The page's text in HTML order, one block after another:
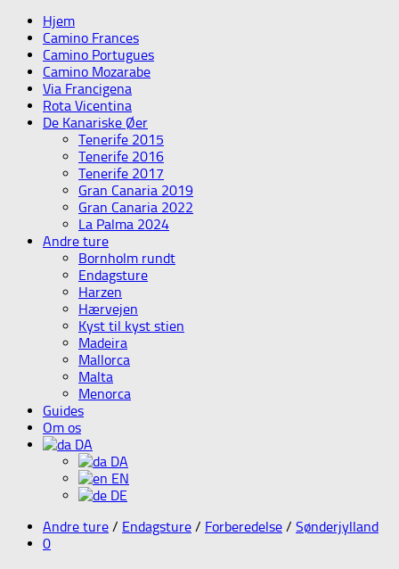
Hjem
Camino Frances
Camino Portugues
Camino Mozarabe
Via Francigena
Rota Vicentina
De Kanariske Øer
Tenerife 2015
Tenerife 2016
Tenerife 2017
Gran Canaria 2019
Gran Canaria 2022
La Palma 2024
Andre ture
Bornholm rundt
Endagsture
Harzen
Hærvejen
Kyst til kyst stien
Madeira
Mallorca
Malta
Menorca
Guides
Om os
DA
DA
EN
DE
Andre ture / Endagsture / Forberedelse / Sønderjylland
0